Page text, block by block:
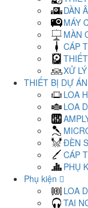
DÀN
MÁY
MÀN
CÁP
XỬ
THIẾT BỊ DỰ ÁN
LOA
LOA
ĐÈN
CÁP
PHỤ
Phụ kiện
LOA
TAI